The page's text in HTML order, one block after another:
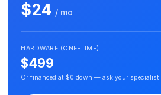
$24 / mo
HARDWARE (ONE-TIME)
$499
Or financed at $0 down — ask your specialist.